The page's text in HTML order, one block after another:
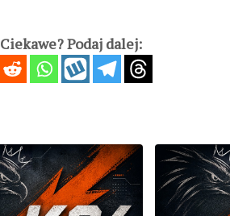
Podaj dalej: